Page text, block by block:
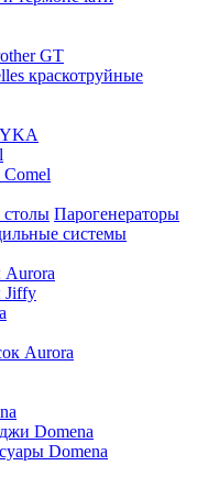
GT
краскотруйные
столы Парогенераторы
системы
Aurora
Jiffy
Aurora
Domena
Domena